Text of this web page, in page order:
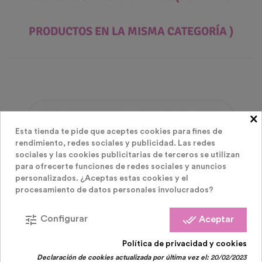
PRODUCTOS EN LA MISMA CATEGORÍA )
×
Esta tienda te pide que aceptes cookies para fines de
rendimiento, redes sociales y publicidad. Las redes
sociales y las cookies publicitarias de terceros se utilizan
para ofrecerte funciones de redes sociales y anuncios
personalizados. ¿Aceptas estas cookies y el
procesamiento de datos personales involucrados?
done_all Aceptar
tune Configurar
Política de privacidad y cookies
Declaración de cookies actualizada por última vez el:20/02/2023